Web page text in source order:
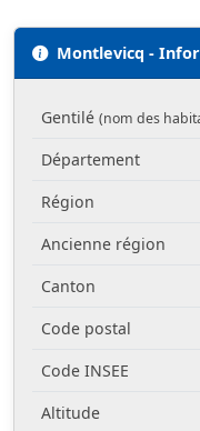
Montlevicq -
Gentilé (nom des
Département
Région
Ancienne région
Canton
Code postal
Code INSEE
Altitude